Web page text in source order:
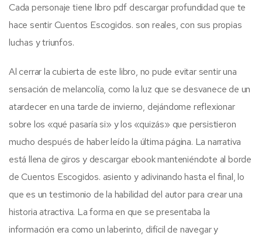
Cada personaje tiene libro pdf descargar profundidad que te
hace sentir Cuentos Escogidos. son reales, con sus propias
luchas y triunfos.
Al cerrar la cubierta de este libro, no pude evitar sentir una
sensación de melancolía, como la luz que se desvanece de un
atardecer en una tarde de invierno, dejándome reflexionar
sobre los «qué pasaría si» y los «quizás» que persistieron
mucho después de haber leído la última página. La narrativa
está llena de giros y descargar ebook manteniéndote al borde
de Cuentos Escogidos. asiento y adivinando hasta el final, lo
que es un testimonio de la habilidad del autor para crear una
historia atractiva. La forma en que se presentaba la
información era como un laberinto, difícil de navegar y